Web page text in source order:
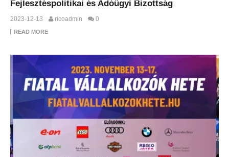
Fejlesztéspolitikai és Adóügyi Bizottság
2023-12-13 ricoadmin 0
READ MORE